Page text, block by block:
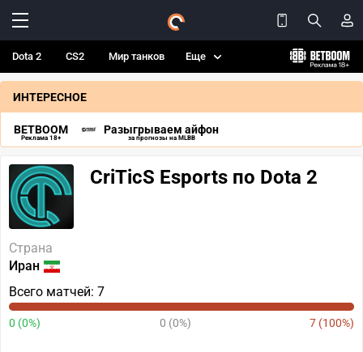
Dota 2 CS2 Мир танков Еще
ИНТЕРЕСНОЕ
BETBOOM
Реклама 18+
Разыгрываем айфон
за прогнозы на MLBB
CriTicS Esports по Dota 2
Страна
Иран
Всего матчей: 7
0 (0%) 0 (0%) 7 (100%)